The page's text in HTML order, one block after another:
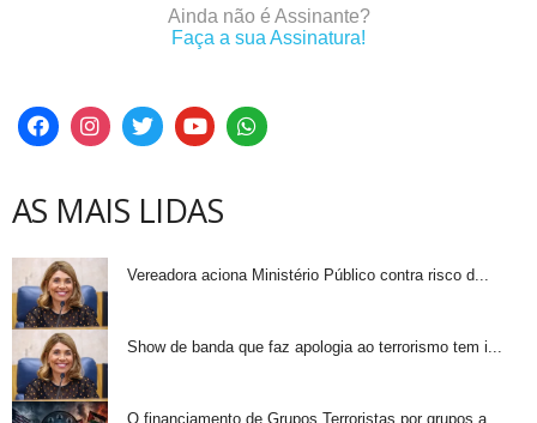
Ainda não é Assinante?
Faça a sua Assinatura!
AS MAIS LIDAS
Vereadora aciona Ministério Público contra risco d...
Show de banda que faz apologia ao terrorismo tem i...
O financiamento de Grupos Terroristas por grupos a...